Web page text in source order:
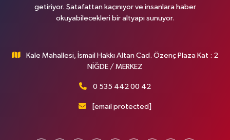
getiriyor. Şatafattan kaçınıyor ve insanlara haber
okuyabilecekleri bir altyapı sunuyor.
Kale Mahallesi, İsmail Hakkı Altan Cad. Özenç Plaza Kat : 2
NİĞDE / MERKEZ
0 535 442 00 42
[email protected]